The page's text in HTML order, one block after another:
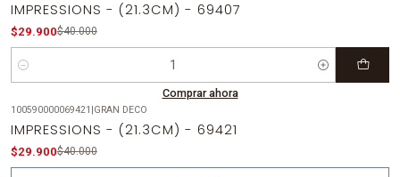
IMPRESSIONS - (21.3CM) - 69407
$29.900$40.000
Cantidad
Comprar ahora
Agotado
100590000069421 |GRAN DECO
IMPRESSIONS - (21.3CM) - 69421
$29.900$40.000